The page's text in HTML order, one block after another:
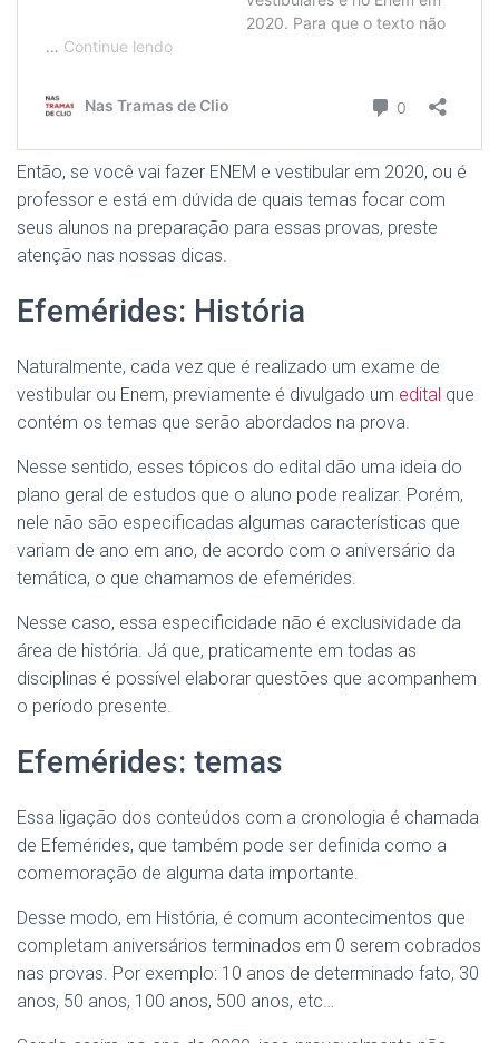
Então, se você vai fazer ENEM e vestibular em 2020, ou é
professor e está em dúvida de quais temas focar com
seus alunos na preparação para essas provas, preste
atenção nas nossas dicas.
Efemérides: História
Naturalmente, cada vez que é realizado um exame de
vestibular ou Enem, previamente é divulgado um edital que
contém os temas que serão abordados na prova.
Nesse sentido, esses tópicos do edital dão uma ideia do
plano geral de estudos que o aluno pode realizar. Porém,
nele não são especificadas algumas características que
variam de ano em ano, de acordo com o aniversário da
temática, o que chamamos de efemérides.
Nesse caso, essa especificidade não é exclusividade da
área de história. Já que, praticamente em todas as
disciplinas é possível elaborar questões que acompanhem
o período presente.
Efemérides: temas
Essa ligação dos conteúdos com a cronologia é chamada
de Efemérides, que também pode ser definida como a
comemoração de alguma data importante.
Desse modo, em História, é comum acontecimentos que
completam aniversários terminados em 0 serem cobrados
nas provas. Por exemplo: 10 anos de determinado fato, 30
anos, 50 anos, 100 anos, 500 anos, etc…